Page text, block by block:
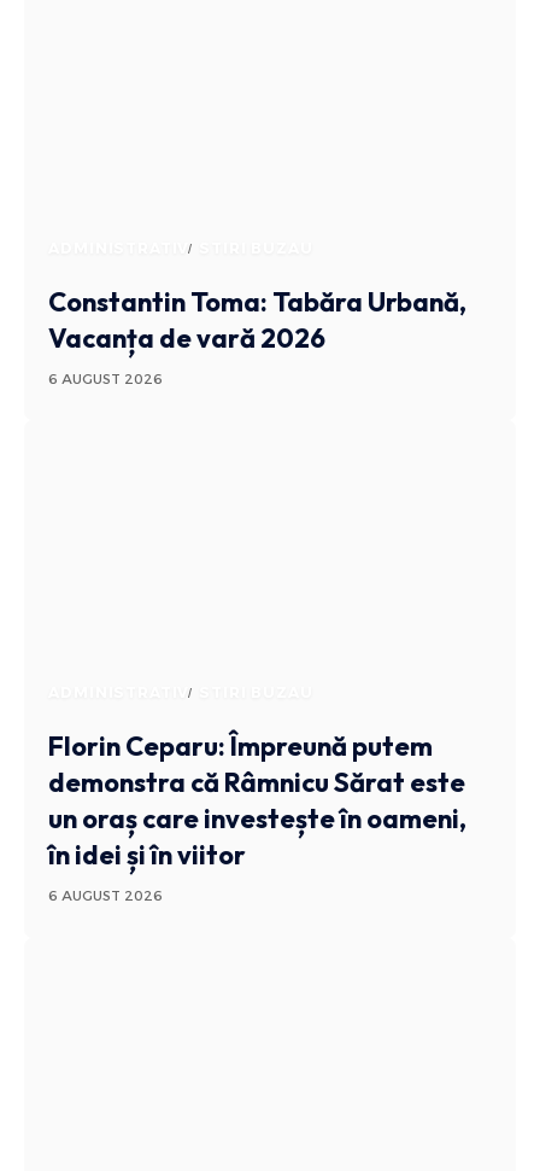
ADMINISTRATIV
Constantin Toma: Tabăra Urbană,
Vacanța de vară 2026
6 AUGUST 2026
ADMINISTRATIV
Florin Ceparu: Împreună putem
demonstra că Râmnicu Sărat este
un oraș care investește în oameni,
în idei și în viitor
6 AUGUST 2026